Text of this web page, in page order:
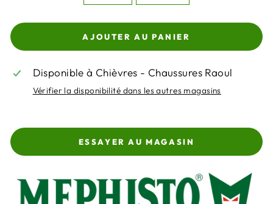
AJOUTER AU PANIER
Disponible à Chièvres - Chaussures Raoul
Vérifier la disponibilité dans les autres magasins
ESSAYER AU MAGASIN